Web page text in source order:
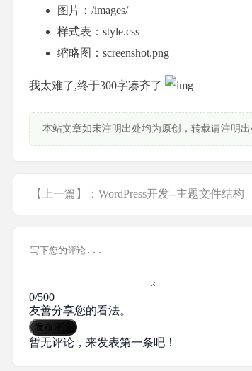
图片：/images/
样式表：style.css
缩略图：screenshot.png
我太难了,终于300字凑齐了
本站文章如未注明出处均为原创，转载请注明
【上一篇】：WordPress开发--主题文件结构
0/500
友善分享您的看法。
发布评论
暂无评论，来发表第一条吧！